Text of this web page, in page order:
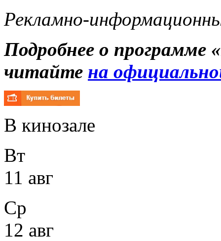
Рекламно-
Подробнее о программе
читайте на
В кинозале
Вт
11 авг
Ср
12 авг